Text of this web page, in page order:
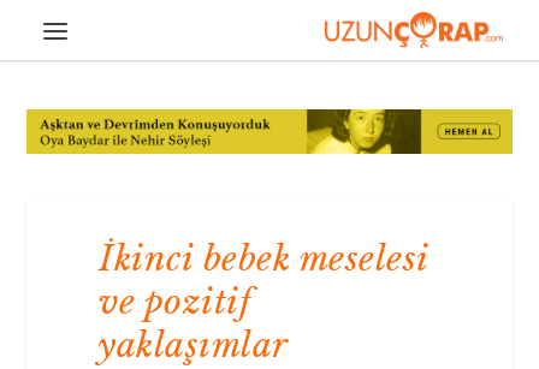
İkinci bebek meselesi
ve pozitif
yaklaşımlar